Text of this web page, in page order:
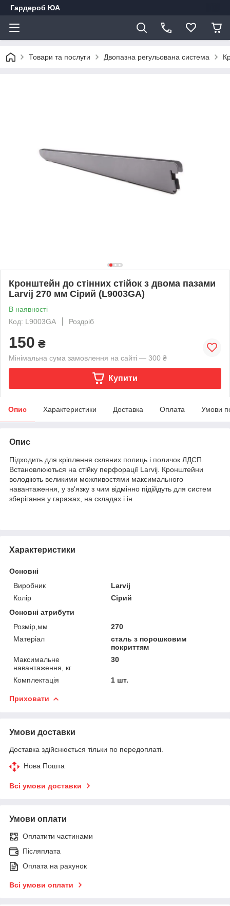
Гардероб ЮА
Товари та послуги Двопазна регульована система
Кронштейн до стінних стійок з двома пазами
Larvij 270 мм Сірий (L9003GA)
В наявності
Код: L9003GA
Роздріб
150 ₴
Мінімальна сума замовлення на сайті — 300 ₴
Купити
Опис Характеристики Доставка Оплата Умови
Опис
Підходить для кріплення скляних полиць і поличок ЛДСП.
Встановлюються на стійку перфорації Larvij. Кронштейни
володіють великими можливостями максимального
навантаження, у зв'язку з чим відмінно підійдуть для систем
зберігання у гаражах, на складах і ін
Характеристики
Основні
Виробник
Larvij
Колір
Сірий
Основні атрибути
Розмір,мм
270
Матеріал
сталь з порошковим
покриттям
Максимальне
навантаження, кг
30
Комплектація 1 шт.
Приховати
Умови доставки
Доставка здійснюється тільки по передоплаті.
Нова Пошта
Всі умови доставки
Умови оплати
Оплатити частинами
Післяплата
Оплата на рахунок
Всі умови оплати